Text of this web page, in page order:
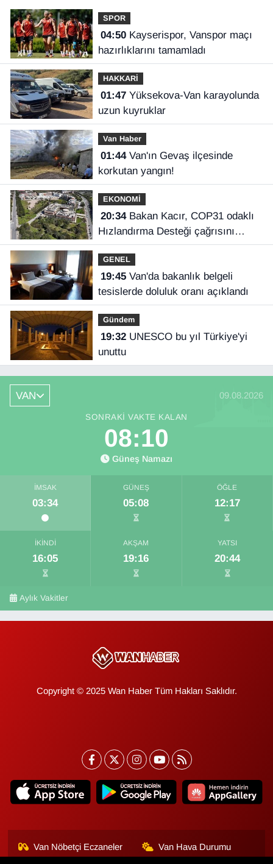
SPOR
04:50Kayserispor, Vanspor maçı
hazırlıklarını tamamladı
HAKKARİ
01:47Yüksekova-Van karayolunda
uzun kuyruklar
Van Haber
01:44Van'ın Gevaş ilçesinde
korkutan yangın!
EKONOMİ
20:34Bakan Kacır, COP31 odaklı
Hızlandırma Desteği çağrısını
açıkladı
GENEL
19:45Van'da bakanlık belgeli
tesislerde doluluk oranı açıklandı
Gündem
19:32UNESCO bu yıl Türkiye'yi
unuttu
VAN 09.08.2026
SONRAKI VAKTE KALAN
08:09
Güneş Namazı
İMSAK
03:34
GÜNEŞ
05:08
ÖĞLE
12:17
İKINDI
16:05
AKŞAM
19:16
YATSI
20:44
Aylık Vakitler
Copyright © 2025 Wan Haber Tüm Hakları Saklıdır.
Van Nöbetçi Eczaneler Van Hava Durumu